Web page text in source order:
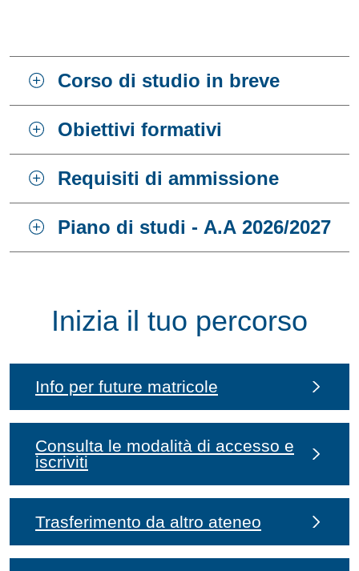
Corso di studio in breve
Obiettivi formativi
Requisiti di ammissione
Piano di studi - A.A 2026/2027
Inizia il tuo percorso
Info per future matricole
Consulta le modalità di accesso e
iscriviti
Trasferimento da altro ateneo